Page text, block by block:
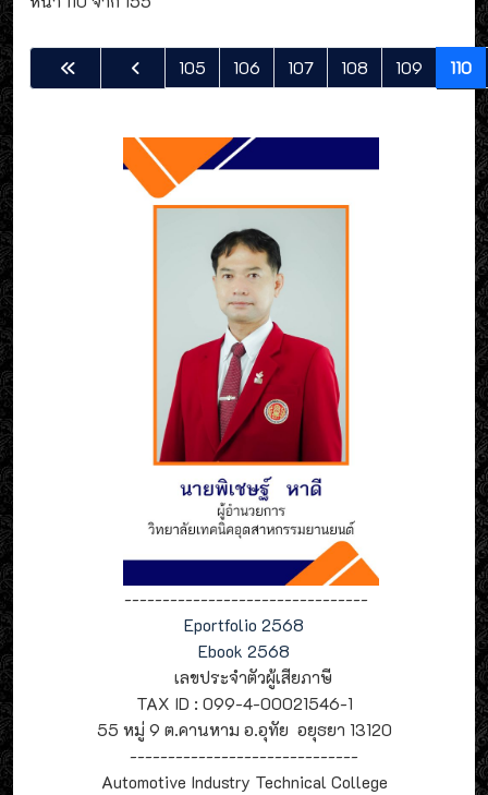
105 106 107 108 109 110
--------------------------------
Eportfolio 2568
Ebook 2568
เลขประจำตัวผู้เสียภาษี
TAX ID : 099-4-00021546-1
55 หมู่ 9 ต.คานหาม อ.อุทัย อยุธยา 13120
------------------------------
Automotive Industry Technical College